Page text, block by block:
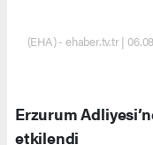
(EHA) - ehaber.tv.tr |
Erzurum
etkilendi